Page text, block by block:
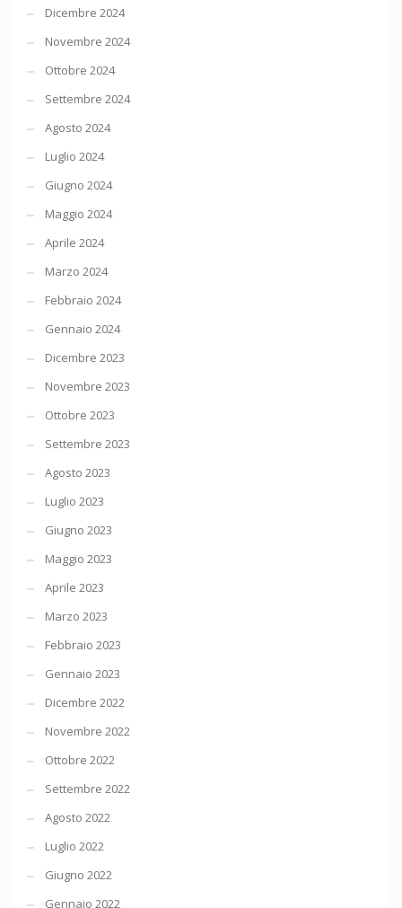
Dicembre 2024
Novembre 2024
Ottobre 2024
Settembre 2024
Agosto 2024
Luglio 2024
Giugno 2024
Maggio 2024
Aprile 2024
Marzo 2024
Febbraio 2024
Gennaio 2024
Dicembre 2023
Novembre 2023
Ottobre 2023
Settembre 2023
Agosto 2023
Luglio 2023
Giugno 2023
Maggio 2023
Aprile 2023
Marzo 2023
Febbraio 2023
Gennaio 2023
Dicembre 2022
Novembre 2022
Ottobre 2022
Settembre 2022
Agosto 2022
Luglio 2022
Giugno 2022
Gennaio 2022